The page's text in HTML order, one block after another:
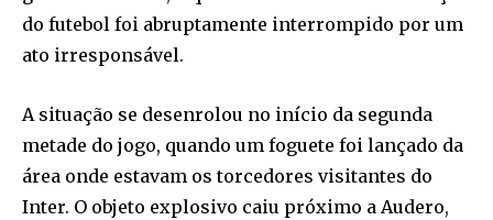
do futebol foi abruptamente interrompido por um
ato irresponsável.
A situação se desenrolou no início da segunda
metade do jogo, quando um foguete foi lançado da
área onde estavam os torcedores visitantes do
Inter. O objeto explosivo caiu próximo a Audero,